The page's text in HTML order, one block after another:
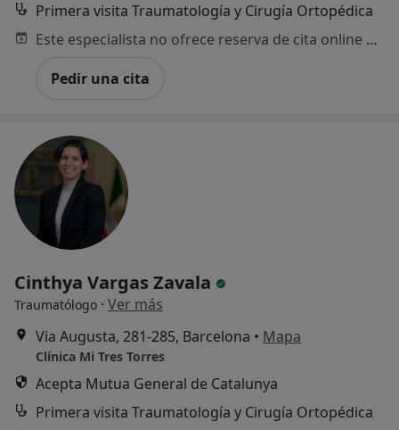
Primera visita Traumatología y Cirugía Ortopédica
Este especialista no ofrece reserva de cita online en esta dirección.
Pedir una cita
Cinthya Vargas Zavala
Traumatólogo · Ver más
Via Augusta, 281-285, Barcelona • Mapa
Clínica Mi Tres Torres
Acepta Mutua General de Catalunya
Primera visita Traumatología y Cirugía Ortopédica